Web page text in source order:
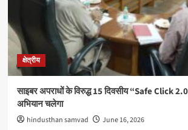
क्षेत्रीय
साइबर अपराधों के विरुद्ध 15 दिवसीय “Safe Click
अभियान चलेगा
hindusthan samvad June 16, 2026